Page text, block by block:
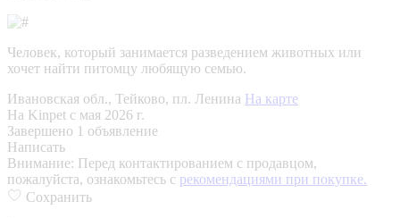
Человек, который занимается разведением животных или
хочет найти питомцу любящую семью.
Ивановская обл., Тейково, пл. Ленина На карте
На Kinpet c мая 2026 г.
Завершено 1 объявление
Написать
Внимание: Перед контактированием с продавцом,
пожалуйста, ознакомьтесь с рекомендациями при покупке.
Сохранить